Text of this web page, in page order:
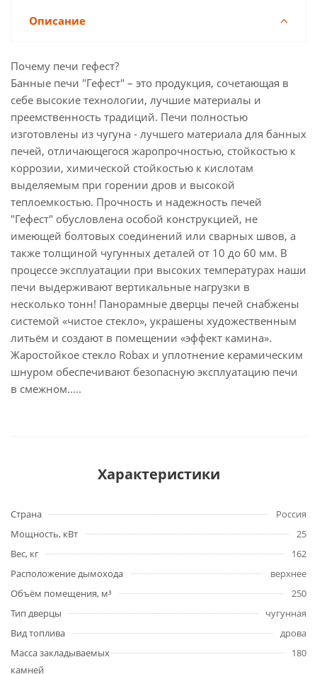
Описание
Почему печи гефест?
Банные печи "Гефест" – это продукция, сочетающая в
себе высокие технологии, лучшие материалы и
преемственность традиций. Печи полностью
изготовлены из чугуна - лучшего материала для банных
печей, отличающегося жаропрочностью, стойкостью к
коррозии, химической стойкостью к кислотам
выделяемым при горении дров и высокой
теплоемкостью. Прочность и надежность печей
"Гефест" обусловлена особой конструкцией, не
имеющей болтовых соединений или сварных швов, а
также толщиной чугунных деталей от 10 до 60 мм. В
процессе эксплуатации при высоких температурах наши
печи выдерживают вертикальные нагрузки в
несколько тонн! Панорамные дверцы печей снабжены
системой «чистое стекло», украшены художественным
литьём и создают в помещении «эффект камина».
Жаростойкое стекло Robax и уплотнение керамическим
шнуром обеспечивают безопасную эксплуатацию печи
в смежном.....
Характеристики
Страна
Россия
Мощность, кВт
25
Вес, кг
162
Расположение дымохода
верхнее
Объём помещения, м³
250
Тип дверцы
чугунная
Вид топлива
дрова
Масса закладываемых
камней
180